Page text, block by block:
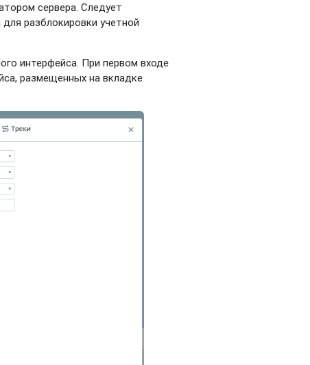
сервера. Следует
разблокировки учетной
интерфейса. При первом входе
размещенных на вкладке